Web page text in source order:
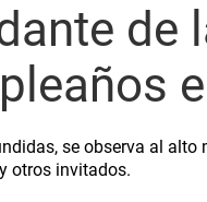
de
se observa al
otros invitados.